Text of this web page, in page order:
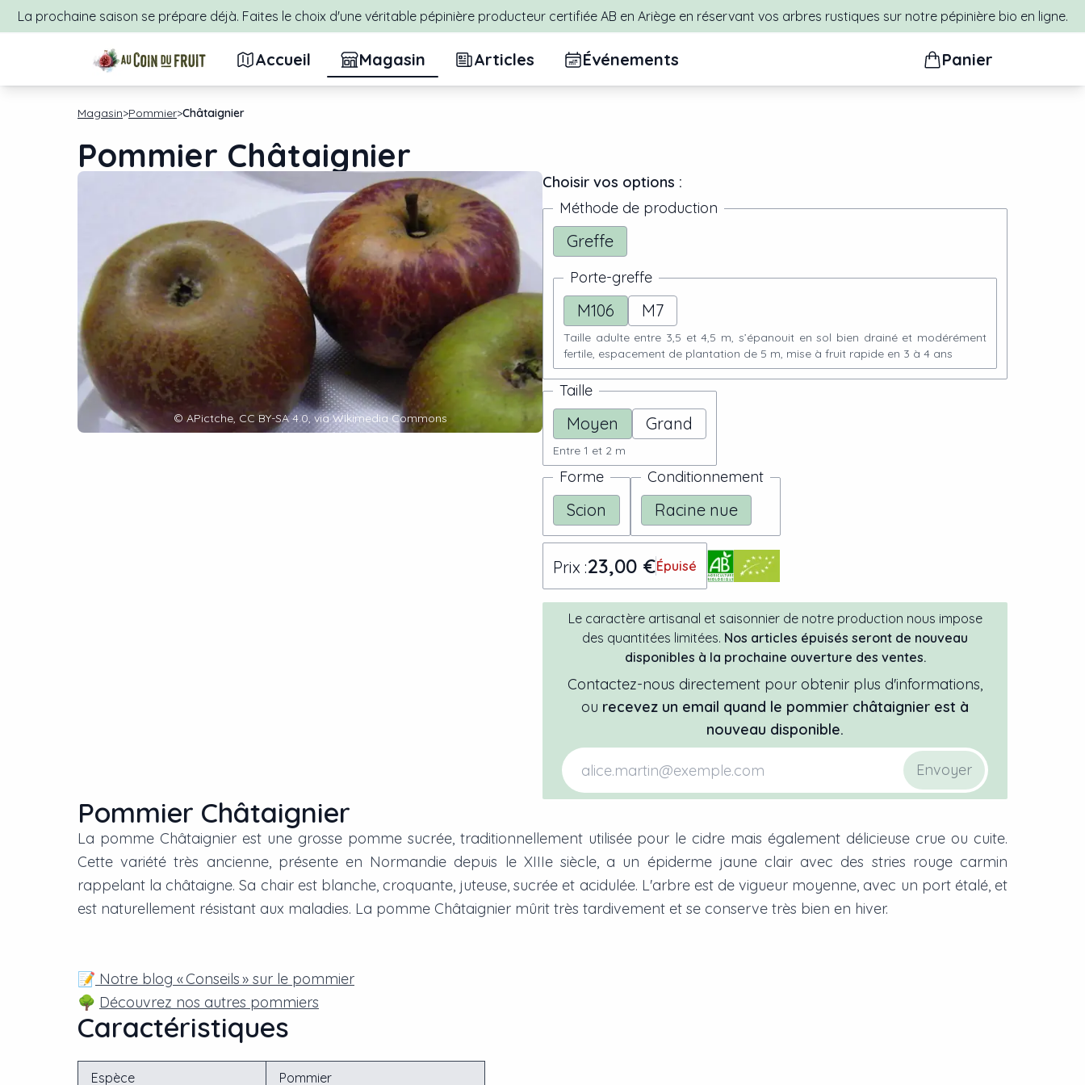
La prochaine saison se prépare déjà. Faites le choix d'une véritable pépinière producteur certifiée AB en Ariège en réservant vos arbres rustiques sur notre pépinière bio en ligne.
Accueil Magasin Articles Événements Panier
Magasin Pommier Châtaignier
Pommier Châtaignier
© APictche, CC BY-SA 4.0, via Wikimedia Commons
Choisir vos options :
Méthode de production
Greffe
Porte-greffe
M106 M7
Taille adulte entre 3,5 et 4,5 m, s’épanouit en sol bien drainé et modérément
fertile, espacement de plantation de 5 m, mise à fruit rapide en 3 à 4 ans
Taille
Moyen Grand
Entre 1 et 2 m
Forme
Scion
Conditionnement
Racine nue
Prix :23,00 €Épuisé
Le caractère artisanal et saisonnier de notre production nous impose
des quantitées limitées. Nos articles épuisés seront de nouveau
disponibles à la prochaine ouverture des ventes.
Contactez-nous directement pour obtenir plus d'informations,
ou recevez un email quand le pommier châtaignier est à
nouveau disponible.
Envoyer
Pommier Châtaignier
La pomme Châtaignier est une grosse pomme sucrée, traditionnellement utilisée pour le cidre mais également délicieuse crue ou cuite.
Cette variété très ancienne, présente en Normandie depuis le XIIIe siècle, a un épiderme jaune clair avec des stries rouge carmin
rappelant la châtaigne. Sa chair est blanche, croquante, juteuse, sucrée et acidulée. L'arbre est de vigueur moyenne, avec un port étalé, et
est naturellement résistant aux maladies. La pomme Châtaignier mûrit très tardivement et se conserve très bien en hiver.
📝 Notre blog « Conseils » sur le pommier
🌳 Découvrez nos autres pommiers
Caractéristiques
Espèce Pommier